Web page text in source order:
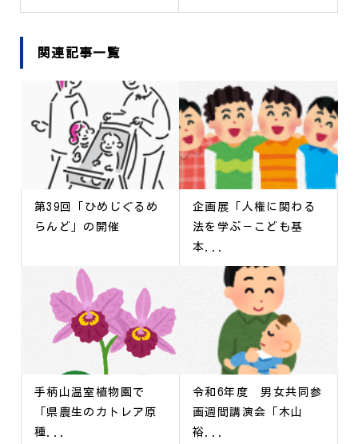
関連記事一覧
第39回「ひめじぐるめ
らんど」の開催
企画展「人権に関わる
法を学ぶ－こども基
本...
手柄山温室植物園で
「県農生のカトレア原
種...
令和6年度 男女共同参
画週間講演会「木山
裕...